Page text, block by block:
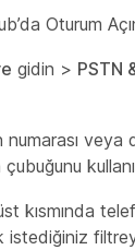
Oturum
gidin > PSTN
veya
kısmında
istediğiniz